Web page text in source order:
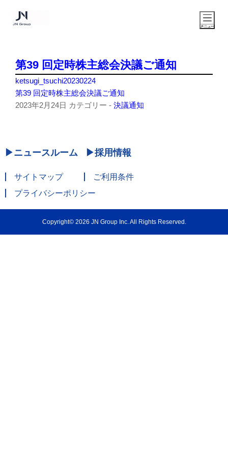
第39 回定時株主総会決議ご通知
ketsugi_tsuchi20230224
第39 回定時株主総会決議ご通知
2023年2月24日 カテゴリー - 決議通知
ニュースルーム 採用情報
サイトマップ
ご利用条件
プライバシーポリシー
Copyright© 2026 JN Group Inc. All Rights Reserved.